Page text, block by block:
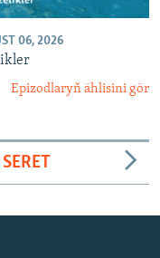
06, 2026
Epizodlaryň ählisini gör